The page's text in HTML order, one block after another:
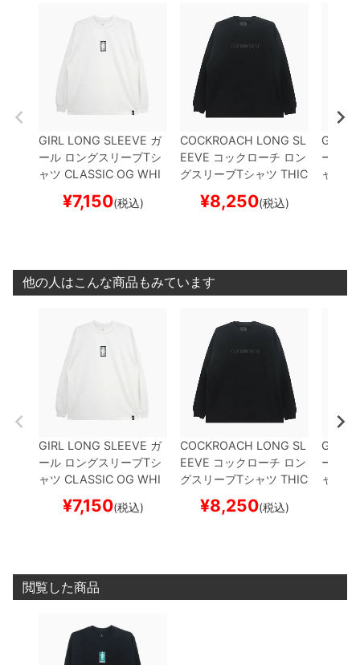
GIRL LONG SLEEVE ガ
ール ロングスリーブTシ
ャツ CLASSIC OG WHI
¥7,150(税込)
COCKROACH LONG SL
EEVE コックローチ ロン
グスリーブTシャツ THIC
LACKスケートボード ス
¥8,250(税込)
GIRL
ール
ャツ
他の人はこんな商品もみています
GIRL LONG SLEEVE ガ
ール ロングスリーブTシ
ャツ CLASSIC OG WHI
スケートボード スケ
¥7,150(税込)
COCKROACH LONG SL
EEVE コックローチ ロン
グスリーブTシャツ THIC
K WEIGHT OG LOGO
LACKスケートボード ス
¥8,250(税込)
GIRL
ール
ャツ
閲覧した商品